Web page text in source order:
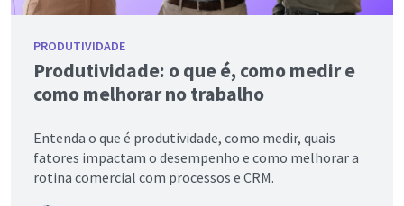
PRODUTIVIDADE
Produtividade: o que é, como medir e
como melhorar no trabalho
Entenda o que é produtividade, como medir, quais
fatores impactam o desempenho e como melhorar a
rotina comercial com processos e CRM.